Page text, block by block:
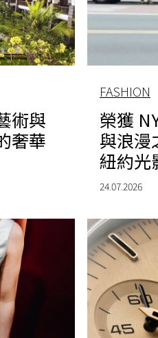
術與
奢華
FASHION
榮獲
與浪漫
紐約光
24.07.2026